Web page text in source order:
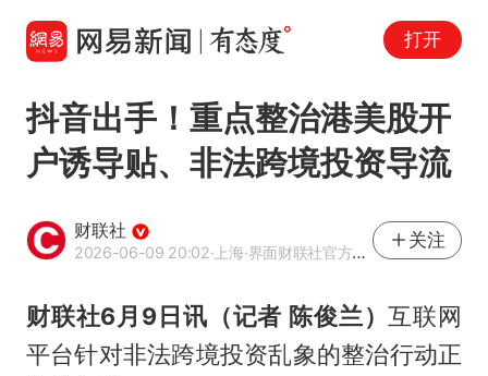
打开
抖音出手！重点整治港美股开
户诱导贴、非法跨境投资导流
财联社
2026-06-09 20:02·上海·界面财联社官方账号
关注
财联社6月9日讯（记者 陈俊兰）互联网
平台针对非法跨境投资乱象的整治行动正